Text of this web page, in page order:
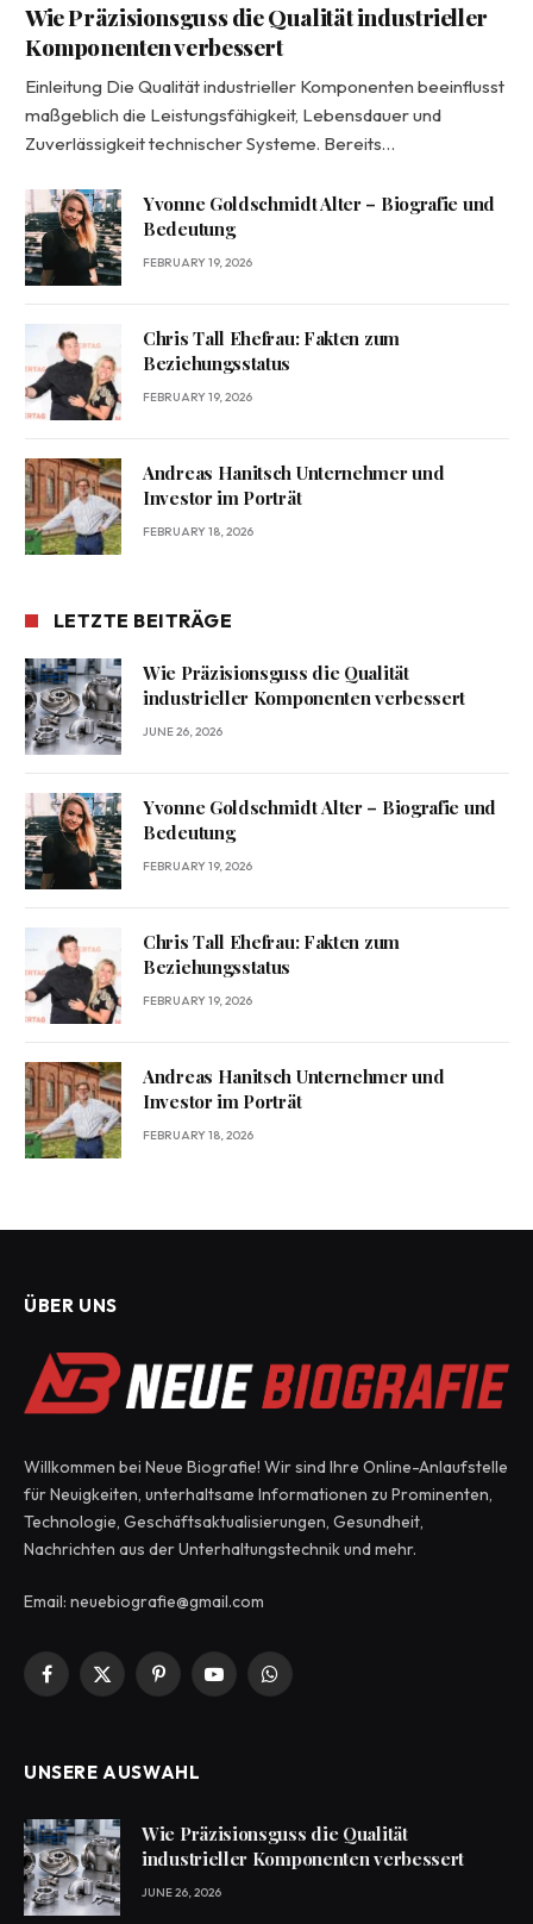
Wie Präzisionsguss die Qualität industrieller
Komponenten verbessert
Einleitung Die Qualität industrieller Komponenten beeinflusst
maßgeblich die Leistungsfähigkeit, Lebensdauer und
Zuverlässigkeit technischer Systeme. Bereits…
Yvonne Goldschmidt Alter – Biografie und
Bedeutung
FEBRUARY 19, 2026
Chris Tall Ehefrau: Fakten zum
Beziehungsstatus
FEBRUARY 19, 2026
Andreas Hanitsch Unternehmer und
Investor im Porträt
FEBRUARY 18, 2026
LETZTE BEITRÄGE
Wie Präzisionsguss die Qualität
industrieller Komponenten verbessert
JUNE 26, 2026
Yvonne Goldschmidt Alter – Biografie und
Bedeutung
FEBRUARY 19, 2026
Chris Tall Ehefrau: Fakten zum
Beziehungsstatus
FEBRUARY 19, 2026
Andreas Hanitsch Unternehmer und
Investor im Porträt
FEBRUARY 18, 2026
ÜBER UNS
Willkommen bei Neue Biografie! Wir sind Ihre Online-Anlaufstelle
für Neuigkeiten, unterhaltsame Informationen zu Prominenten,
Technologie, Geschäftsaktualisierungen, Gesundheit,
Nachrichten aus der Unterhaltungstechnik und mehr.
Email: neuebiografie@gmail.com
Facebook
X
PinterestYouTubeWhatsApp
UNSERE AUSWAHL
Wie Präzisionsguss die Qualität
industrieller Komponenten verbessert
JUNE 26, 2026